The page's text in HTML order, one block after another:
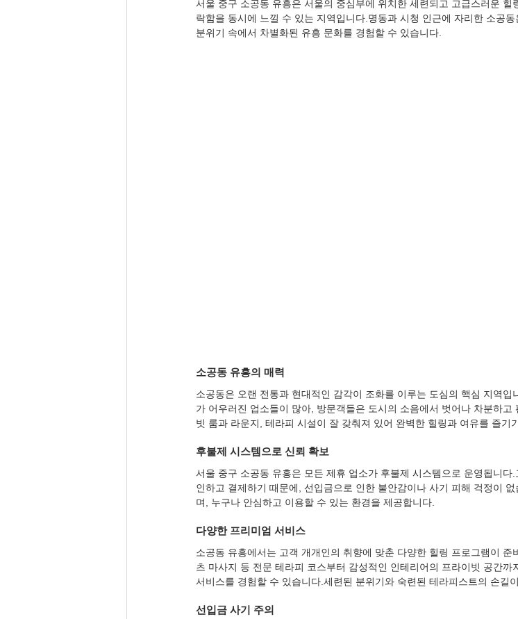
서울 중구 소공동 유흥은 서울의 중심부에 위치한 세련되고 고급스러운
락함을 동시에 느낄 수 있는 지역입니다.명동과 시청 인근에 자리한 소공
분위기 속에서 차별화된 유흥 문화를 경험할 수 있습니다.
소공동 유흥의 매력
소공동은 오랜 전통과 현대적인 감각이 조화를 이루는 도심의 핵심 지역
가 어우러진 업소들이 많아, 방문객들은 도시의 소음에서 벗어나 차분하
빗 룸과 라운지, 테라피 시설이 잘 갖춰져 있어 완벽한 힐링과 여유를 즐기
후불제 시스템으로 신뢰 확보
서울 중구 소공동 유흥은 모든 제휴 업소가 후불제 시스템으로 운영됩니
인하고 결제하기 때문에, 선입금으로 인한 불안감이나 사기 피해 걱정이
며, 누구나 안심하고 이용할 수 있는 환경을 제공합니다.
다양한 프리미엄 서비스
소공동 유흥에서는 고객 개개인의 취향에 맞춘 다양한 힐링 프로그램이
츠 마사지 등 전문 테라피 코스부터 감성적인 인테리어의 프라이빗 공간
서비스를 경험할 수 있습니다.세련된 분위기와 숙련된 테라피스트의 손길
선입금 사기 주의